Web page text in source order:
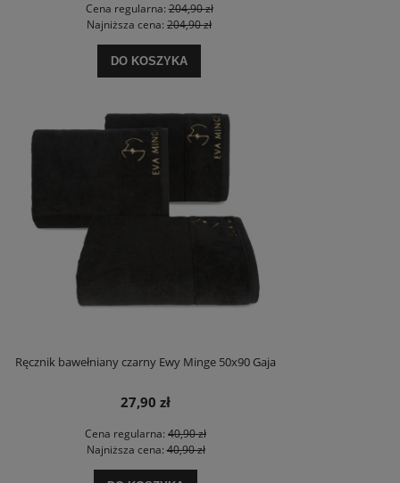
Cena regularna:204,90 zł
Najniższa cena: 204,90 zł
DO KOSZYKA
Ręcznik bawełniany czarny Ewy Minge 50x90 Gaja
27,90 zł
Cena regularna: 40,90 zł
Najniższa cena:40,90 zł